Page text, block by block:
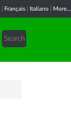
Français Italiano More...